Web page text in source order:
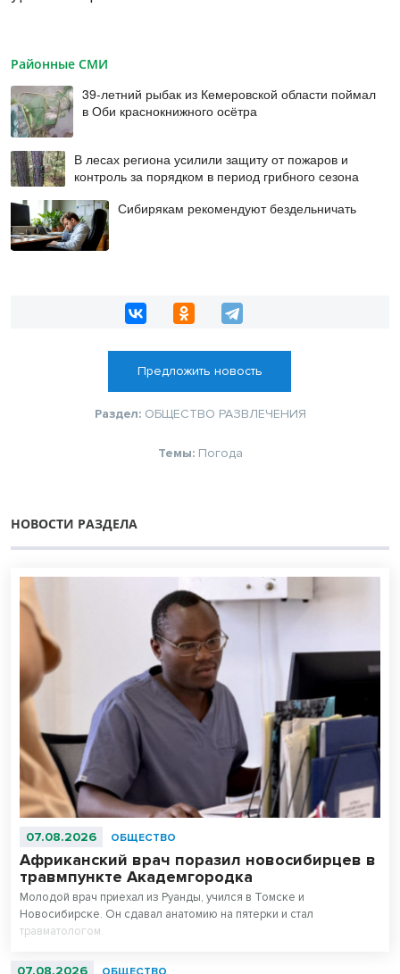
Районные СМИ
39-летний рыбак из Кемеровской области поймал
в Оби краснокнижного осётра
В лесах региона усилили защиту от пожаров и
контроль за порядком в период грибного сезона
Сибирякам рекомендуют бездельничать
Предложить новость
Раздел: ОБЩЕСТВО РАЗВЛЕЧЕНИЯ
Темы: Погода
НОВОСТИ РАЗДЕЛА
07.08.2026 ОБЩЕСТВО
Африканский врач поразил новосибирцев в
травмпункте Академгородка
Молодой врач приехал из Руанды, учился в Томске и
Новосибирске. Он сдавал анатомию на пятерки и стал
травматологом.
07.08.2026